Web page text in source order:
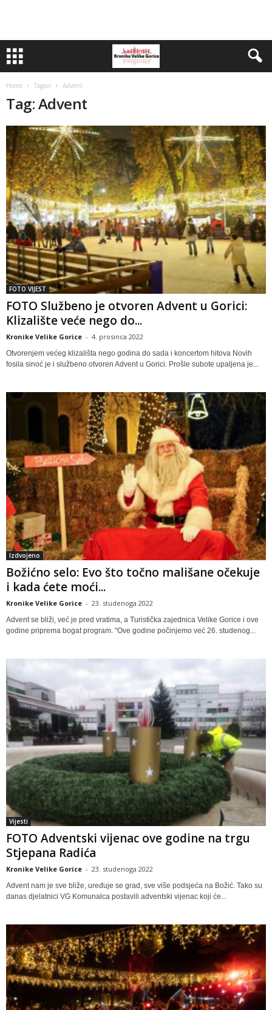
Home Tagovi Advent
Tag: Advent
FOTO VIJEST
FOTO Službeno je otvoren Advent u Gorici:
Klizalište veće nego do...
Kronike Velike Gorice - 4. prosinca 2022
Otvorenjem većeg klizališta nego godina do sada i koncertom hitova Novih
fosila sinoć je i službeno otvoren Advent u Gorici. Prošle subote upaljena je...
Izdvojeno
Božićno selo: Evo što točno mališane očekuje
i kada ćete moći...
Kronike Velike Gorice - 23. studenoga 2022
Advent se bliži, već je pred vratima, a Turistička zajednica Velike Gorice i ove
godine priprema bogat program. "Ove godine počinjemo već 26. studenog...
Vijesti
FOTO Adventski vijenac ove godine na trgu
Stjepana Radića
Kronike Velike Gorice - 23. studenoga 2022
Advent nam je sve bliže, uređuje se grad, sve više podsjeća na Božić. Tako su
danas djelatnici VG Komunalca postavili adventski vijenac koji će...